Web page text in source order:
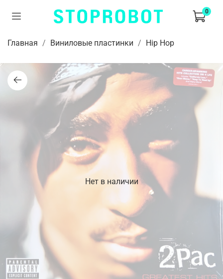
0
Главная Виниловые пластинки Hip Hop
Нет в наличии